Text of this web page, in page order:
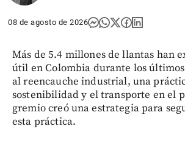
08 de agosto de 2026
Más de 5.4 millones de llantas han
útil en Colombia durante los últimos
al reencauche industrial, una
sostenibilidad y el transporte en el
gremio creó una estrategia para
esta práctica.